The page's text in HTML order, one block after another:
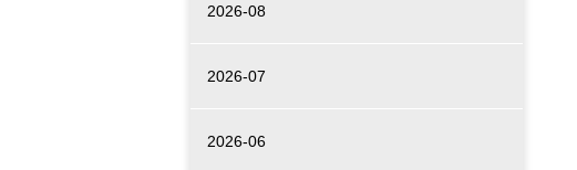
2026-08
2026-07
2026-06